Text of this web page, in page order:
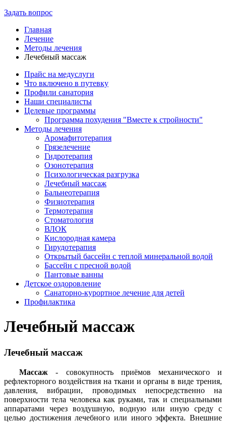
Задать вопрос
Главная
Лечение
Методы лечения
Лечебный массаж
Прайс на медуслуги
Что включено в путевку
Профили санатория
Наши специалисты
Целевые программы
Программа похудения "Вместе к стройности"
Методы лечения
Аромафитотерапия
Грязелечение
Гидротерапия
Озонотерапия
Психологическая разгрузка
Лечебный массаж
Бальнеотерапия
Физиотерапия
Термотерапия
Стоматология
ВЛОК
Кислородная камера
Гирудотерапия
Открытый бассейн с теплой минеральной водой
Бассейн с пресной водой
Пантовые ванны
Детское оздоровление
Санаторно-курортное лечение для детей
Профилактика
Лечебный массаж
Лечебный массаж
Массаж - совокупность приёмов механического и
рефлекторного воздействия на ткани и органы в виде трения,
давления, вибрации, проводимых непосредственно на
поверхности тела человека как руками, так и специальными
аппаратами через воздушную, водную или иную среду с
целью достижения лечебного или иного эффекта. Внешние